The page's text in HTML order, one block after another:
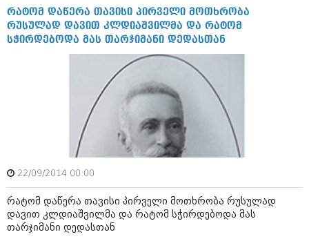
სხვადასხვა
ანონსი
აგვისტო 2018 (162)
ივლისი 2018 (223)
ივნისი 2018 (244)
მაისი 2018 (211)
მარტი 2018 (256)
იანვარი 2018 (215)
დეკემბერი 2017 (243)
ნოემბერი 2017 (212)
არქივი
ოქტომბერი 2020 (209)
სექტემბერი 2020 (204)
აგვისტო 2020 (249)
ივლისი 2020 (204)
ივნისი 2020 (249)
არქივის ზომის ნახვა
რატომ დაწერა თავისი პირველი მოთხრობა
რუსულად დავით კლდიაშვილმა და რატომ
სჭირდებოდა მას თარჯიმანი დედასთან
22/09/2014 00:00
რატომ დაწერა თავისი პირველი მოთხრობა რუსულად
დავით კლდიაშვილმა და რატომ სჭირდებოდა მას
თარჯიმანი დედასთან